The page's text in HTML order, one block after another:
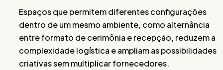
Espaços que permitem diferentes configurações
dentro de um mesmo ambiente, como alternância
entre formato de cerimônia e recepção, reduzem a
complexidade logística e ampliam as possibilidades
criativas sem multiplicar fornecedores.